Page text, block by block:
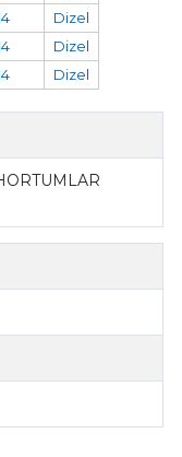
Dizel
Dizel
Dizel